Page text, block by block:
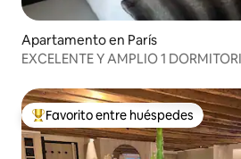
Apartamento en París
EXCELENTE Y AMPLIO 1
Favorito entre huéspedes preferido
Favorito entre huéspedes